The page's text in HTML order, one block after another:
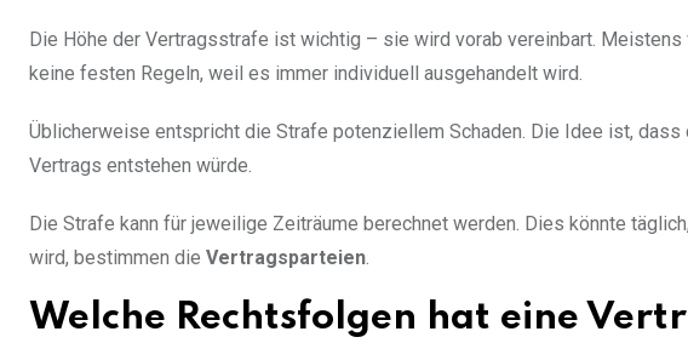
Die Höhe der Vertragsstrafe ist wichtig – sie wird vorab vereinbart.
keine festen Regeln, weil es immer individuell ausgehandelt wird.
Üblicherweise entspricht die Strafe potenziellem Schaden. Die Idee ist,
Vertrags entstehen würde.
Die Strafe kann für jeweilige Zeiträume berechnet werden. Dies könnte
wird, bestimmen die Vertragsparteien.
Welche Rechtsfolgen hat eine